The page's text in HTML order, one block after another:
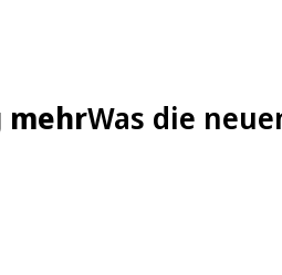
mehrWas die